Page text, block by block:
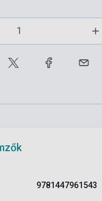
9781447961543